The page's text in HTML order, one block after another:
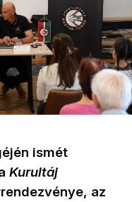
ismét
Kurultáj
az